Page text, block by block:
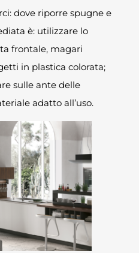
dove riporre spugne e
è: utilizzare lo
frontale, magari
in plastica colorata;
sulle ante delle
adatto all’uso.